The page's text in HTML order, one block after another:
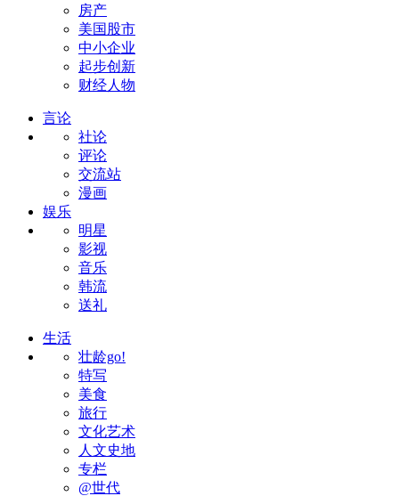
房产
美国股市
中小企业
起步创新
财经人物
言论
社论
评论
交流站
漫画
娱乐
明星
影视
音乐
韩流
送礼
生活
壮龄go!
特写
美食
旅行
文化艺术
人文史地
专栏
@世代